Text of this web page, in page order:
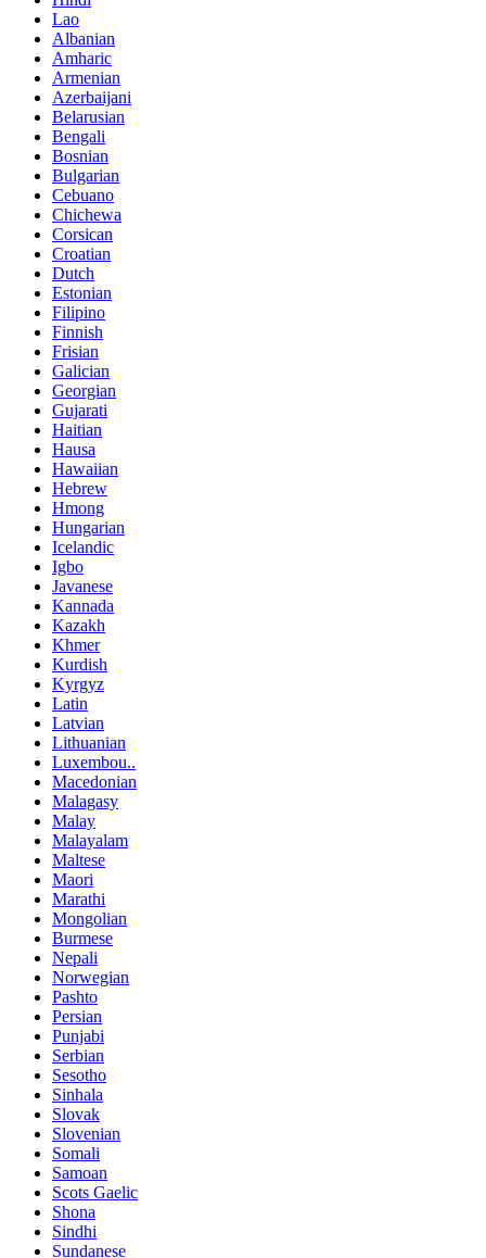
Lao
Albanian
Amharic
Armenian
Azerbaijani
Belarusian
Bengali
Bosnian
Bulgarian
Cebuano
Chichewa
Corsican
Croatian
Dutch
Estonian
Filipino
Finnish
Frisian
Galician
Georgian
Gujarati
Haitian
Hausa
Hawaiian
Hebrew
Hmong
Hungarian
Icelandic
Igbo
Javanese
Kannada
Kazakh
Khmer
Kurdish
Kyrgyz
Latin
Latvian
Lithuanian
Luxembou..
Macedonian
Malagasy
Malay
Malayalam
Maltese
Maori
Marathi
Mongolian
Burmese
Nepali
Norwegian
Pashto
Persian
Punjabi
Serbian
Sesotho
Sinhala
Slovak
Slovenian
Somali
Samoan
Scots Gaelic
Shona
Sindhi
Sundanese